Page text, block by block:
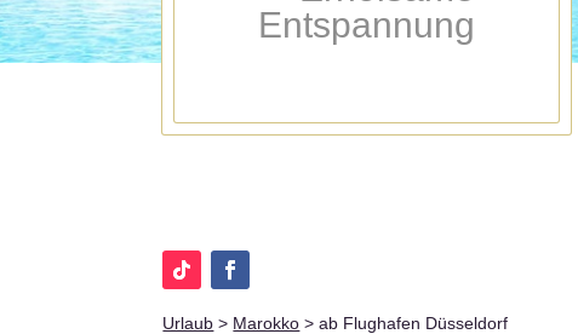
Entspannung
Urlaub > Marokko >ab Flughafen Düsseldorf